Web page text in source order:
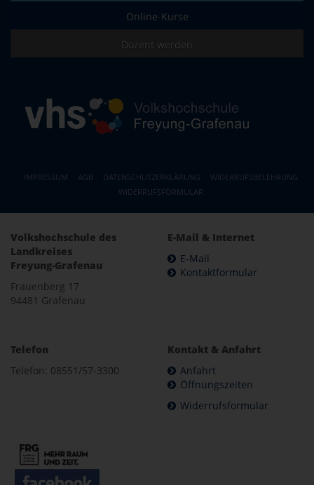
Online-Kurse
Dozent werden
IMPRESSUM AGB DATENSCHUTZERKLÄRUNG
WIDERRUFSBELEHRUNG
WIDERRUFSFORMULAR
Volkshochschule des
Landkreises
Freyung-Grafenau
Frauenberg 17
94481 Grafenau
E-Mail & Internet
E-Mail
Kontaktformular
Telefon
Telefon: 08551/57-3300
Kontakt & Anfahrt
Anfahrt
Öffnungszeiten
Widerrufsformular